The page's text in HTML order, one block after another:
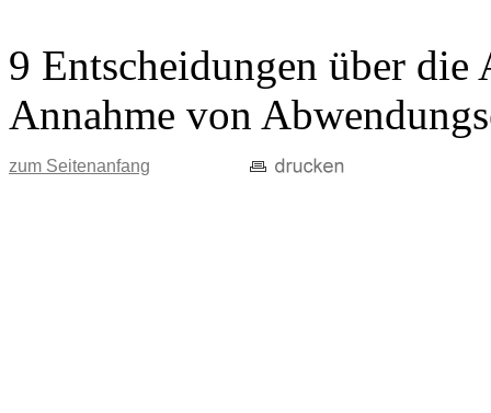
9 Entscheidungen über
Annahme von
zum Seitenanfang